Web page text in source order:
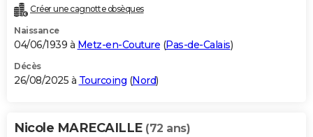
Créer une cagnotte obsèques
Naissance
04/06/1939 à Metz-en-Couture (Pas-de-Calais)
Décès
26/08/2025 à Tourcoing (Nord)
Nicole MARECAILLE (72 ans)